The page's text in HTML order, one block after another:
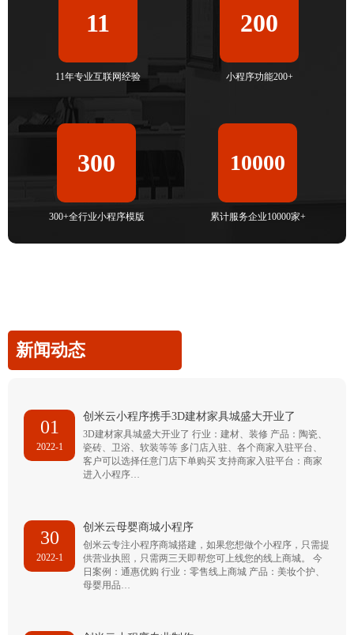
11
11年专业互联网经验
200
小程序功能200+
300
300+全行业小程序模版
10000
累计服务企业10000家+
新闻动态
01
2022-1
创米云小程序携手3D建材家具城盛大开业了
3D建材家具城盛大开业了 行业：建材、装修 产品：陶瓷、
瓷砖、卫浴、软装等等 多门店入驻、各个商家入驻平台、
客户可以选择任意门店下单购买 支持商家入驻平台：商家
进入小程序…
30
2022-1
创米云母婴商城小程序
创米云专注小程序商城搭建，如果您想做个小程序，只需提
供营业执照，只需两三天即帮您可上线您的线上商城。 今
日案例：通惠优购 行业：零售线上商城 产品：美妆个护、
母婴用品…